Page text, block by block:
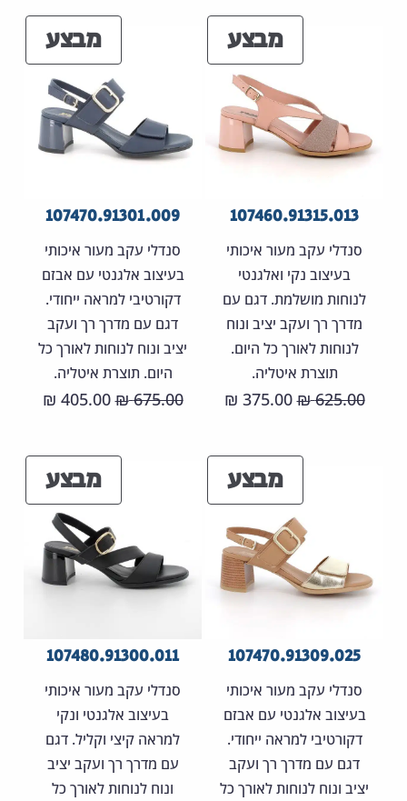
הבחירה
מבצעמוצרים
במבצע
107460.91315.013
סנדלי עקב מעור איכותי
בעיצוב נקי ואלגנטי
לנוחות מושלמת. דגם עם
מדרך רך ועקב יציב ונוח
לנוחות לאורך כל היום.
תוצרת איטליה.
625.00
₪ המחיר
היה:
625.00 ₪.
375.00
₪
המחיר
הוא:
מבצע
107470.91301.009
סנדלי עקב מעור איכותי
בעיצוב אלגנטי עם אבזם
דקורטיבי למראה ייחודי.
דגם עם מדרך רך ועקב
יציב ונוח לנוחות לאורך כל
היום. תוצרת איטליה.
675.00
₪ המחיר
היה:
675.00 ₪.
405.00
₪
הוא:
מבצעמוצרים
במבצע
107470.91309.025
סנדלי עקב מעור איכותי
בעיצוב אלגנטי עם אבזם
דקורטיבי למראה ייחודי.
דגם עם מדרך רך ועקב
יציב ונוח לנוחות לאורך כל
מבצע
107480.91300.011
סנדלי עקב מעור איכותי
בעיצוב אלגנטי ונקי
למראה קיצי וקליל. דגם
עם מדרך רך ועקב יציב
ונוח לנוחות לאורך כל